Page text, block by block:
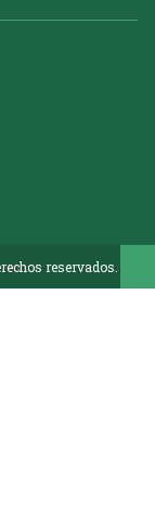
reservados.